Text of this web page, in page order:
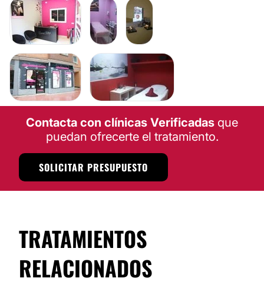
Contacta con clínicas Verificadas que
puedan ofrecerte el tratamiento.
SOLICITAR PRESUPUESTO
TRATAMIENTOS
RELACIONADOS